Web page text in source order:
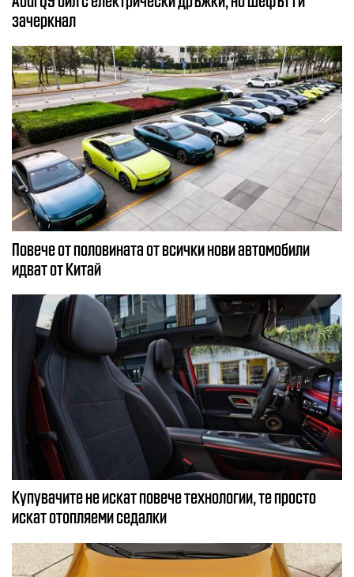
зачеркнал
Повече от половината от всички нови автомобили
идват от Китай
Купувачите не искат повече технологии, те просто
искат отопляеми седалки